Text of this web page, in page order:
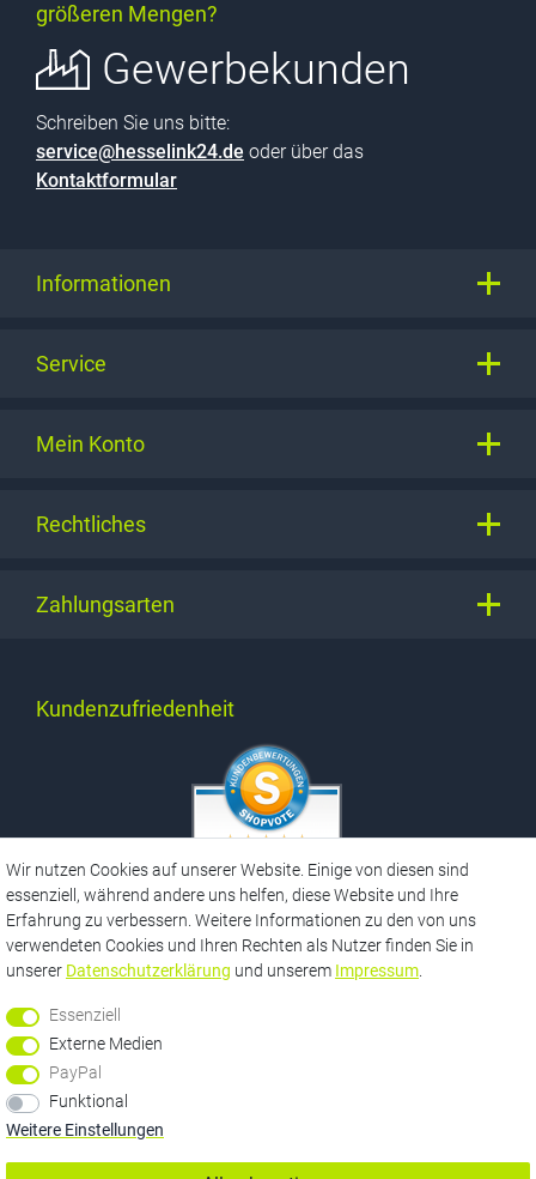
größeren Mengen?
Gewerbekunden
Schreiben Sie uns bitte:
service@hesselink24.de oder über das
Kontaktformular
Informationen
Service
Mein Konto
Rechtliches
Zahlungsarten
Kundenzufriedenheit
SEHR GUT
aus 3777 Bewertungen
bei: ebay.de,
amazon.de,
facebook.com,
Informationen zu unseren Versandbedingungen finden Sie hier
**
Unabhängig von einem gesetzlichen Widerrufsrecht räumen wir Ihnen
als Verbraucher eine Geld-Zurück-Garantie von 100 Tagen ein.
Informieren Sie sich
Wir nutzen Cookies auf unserer Website. Einige von diesen sind
essenziell, während andere uns helfen, diese Website und Ihre
Erfahrung zu verbessern. Weitere Informationen zu den von uns
verwendeten Cookies und Ihren Rechten als Nutzer finden Sie in
unserer Daten­schutz­erklärung und unserem Impressum
Essenziell
Externe Medien
PayPal
Funktional
Weitere Einstellungen